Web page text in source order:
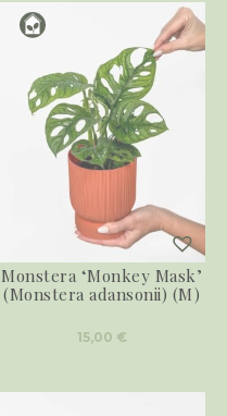
Monstera ‘Monkey Mask’
(Monstera adansonii) (M)
15,00 €